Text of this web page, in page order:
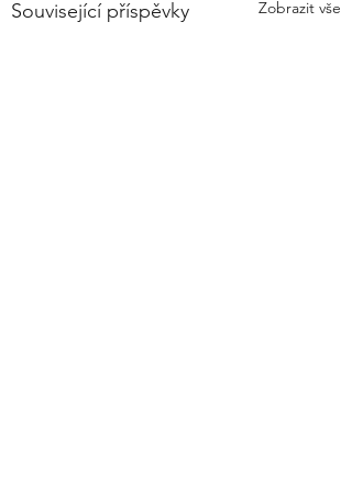
Související příspěvky Zobrazit vše